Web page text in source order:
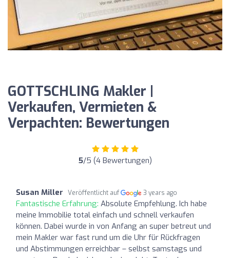
GOTTSCHLING Makler |
Verkaufen, Vermieten &
Verpachten: Bewertungen
5/5 (4 Bewertungen)
Susan Miller Veröffentlicht auf 3 years ago
Fantastische Erfahrung: Absolute Empfehlung. Ich habe
meine Immobilie total einfach und schnell verkaufen
können. Dabei wurde in von Anfang an super betreut und
mein Makler war fast rund um die Uhr für Rückfragen
und Abstimmungen erreichbar – selbst samstags und